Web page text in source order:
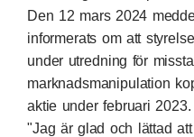
Den 12 mars 2024
informerats om att
under utredning för
marknadsmanipulation
aktie under februari 2023.
"Jag är glad och lättad